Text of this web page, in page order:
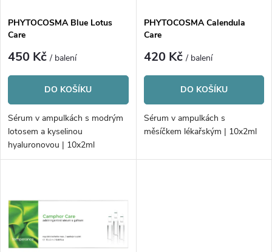
p
r
o
d
u
t
s
p
r
o
d
u
k
t
PHYTOCOSMA Blue Lotus
Care
450 Kč/ balení
DO KOŠÍKU
Sérum v ampulkách s modrým
lotosem a kyselinou
hyaluronovou | 10x2ml
PHYTOCOSMA Calendula
Care
420 Kč/ balení
DO KOŠÍKU
Sérum v ampulkách s
měsíčkem lékařským | 10x2ml